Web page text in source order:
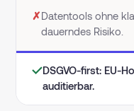
✗Datentools ohne
dauerndes Risiko.
✓DSGVO-first: EU-
auditierbar.